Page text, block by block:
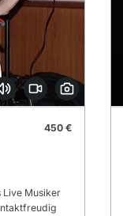
450 €
Live Musiker